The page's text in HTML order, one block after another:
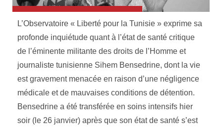
L’Observatoire « Liberté pour la Tunisie » exprime sa
profonde inquiétude quant à l’état de santé critique
de l’éminente militante des droits de l’Homme et
journaliste tunisienne Sihem Bensedrine, dont la vie
est gravement menacée en raison d’une négligence
médicale et de mauvaises conditions de détention.
Bensedrine a été transférée en soins intensifs hier
soir (le 26 janvier) après que son état de santé s’est